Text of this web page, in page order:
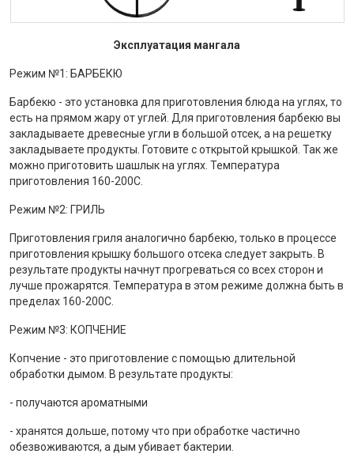
Эксплуатация мангала
Режим №1: БАРБЕКЮ
Барбекю - это установка для приготовления блюда на углях, то
есть на прямом жару от углей. Для приготовления барбекю вы
закладываете древесные угли в большой отсек, а на решетку
закладываете продукты. Готовите с открытой крышкой. Так же
можно приготовить шашлык на углях. Температура
приготовления 160-200С.
Режим №2: ГРИЛЬ
Приготовления гриля аналогично барбекю, только в процессе
приготовления крышку большого отсека следует закрыть. В
результате продукты начнут прогреваться со всех сторон и
лучше прожарятся. Температура в этом режиме должна быть в
пределах 160-200С.
Режим №3: КОПЧЕНИЕ
Копчение - это приготовление с помощью длительной
обработки дымом. В результате продукты:
- получаются ароматными
- хранятся дольше, потому что при обработке частично
обезвоживаются, а дым убивает бактерии.